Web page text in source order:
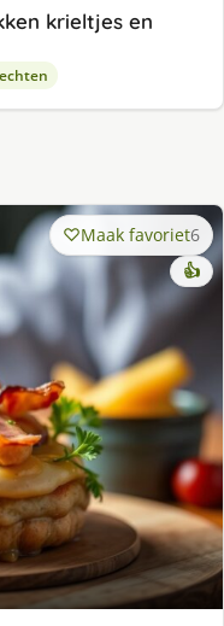
krieltjes en
Maak favoriet6
👍